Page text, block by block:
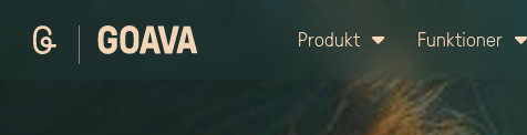
Produkt Funktioner